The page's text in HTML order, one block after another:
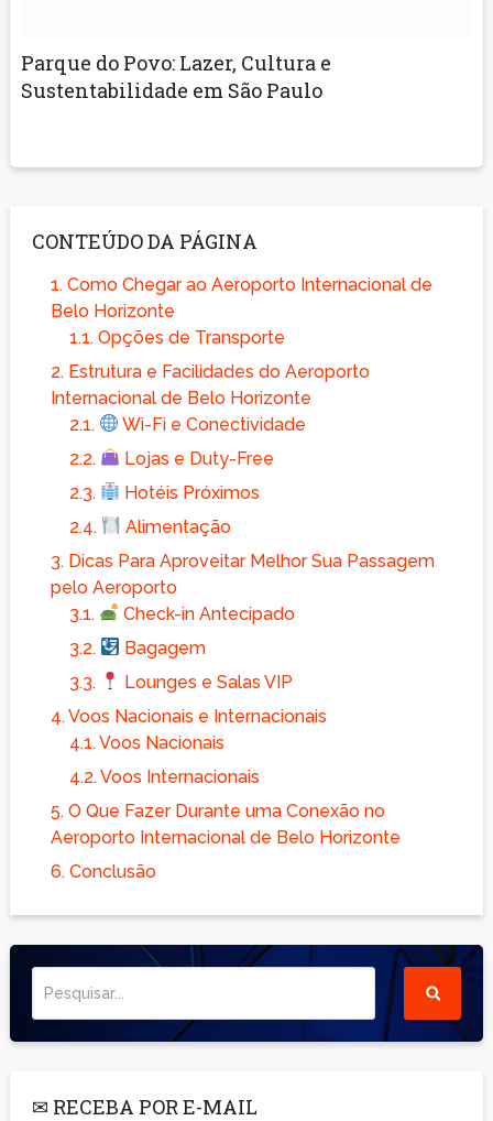
Parque do Povo: Lazer, Cultura e
Sustentabilidade em São Paulo
CONTEÚDO DA PÁGINA
1. Como Chegar ao Aeroporto Internacional de
Belo Horizonte
1.1. Opções de Transporte
2. Estrutura e Facilidades do Aeroporto
Internacional de Belo Horizonte
2.1.
Wi-Fi e Conectividade
2.2.
Lojas e Duty-Free
2.3.
Hotéis Próximos
2.4.
Alimentação
3. Dicas Para Aproveitar Melhor Sua Passagem
pelo Aeroporto
3.1.
Check-in Antecipado
3.2.
Bagagem
3.3.
Lounges e Salas VIP
4. Voos Nacionais e Internacionais
4.1. Voos Nacionais
4.2. Voos Internacionais
5. O Que Fazer Durante uma Conexão no
Aeroporto Internacional de Belo Horizonte
6. Conclusão
✉ RECEBA POR E-MAIL